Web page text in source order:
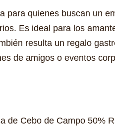
para quienes buscan un
Es ideal para los
resulta un regalo
de amigos o eventos
de Cebo de Campo 50%